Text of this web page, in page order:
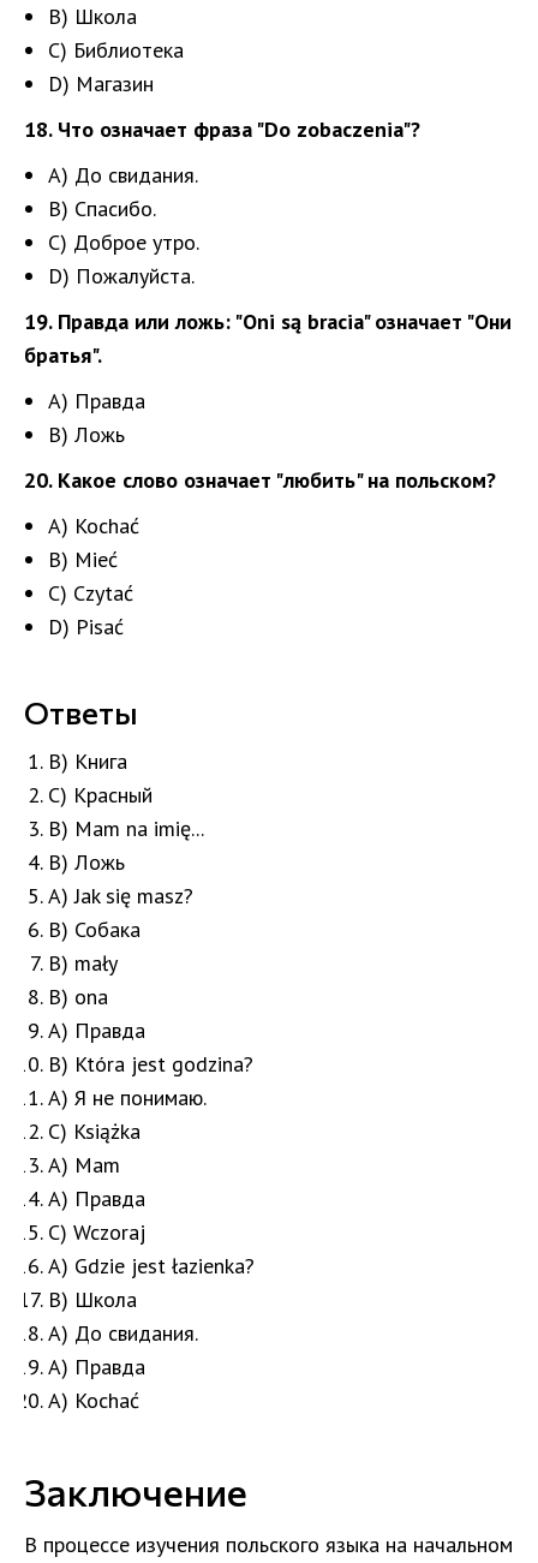
B) Школа
C) Библиотека
D) Магазин
18. Что означает фраза "Do zobaczenia"?
A) До свидания.
B) Спасибо.
C) Доброе утро.
D) Пожалуйста.
19. Правда или ложь: "Oni są bracia" означает "Они
братья".
A) Правда
B) Ложь
20. Какое слово означает "любить" на польском?
A) Kochać
B) Mieć
C) Czytać
D) Pisać
Ответы
B) Книга
C) Красный
B) Mam na imię...
B) Ложь
A) Jak się masz?
B) Собака
B) mały
B) ona
A) Правда
B) Która jest godzina?
A) Я не понимаю.
C) Książka
A) Mam
A) Правда
C) Wczoraj
A) Gdzie jest łazienka?
B) Школа
A) До свидания.
A) Правда
A) Kochać
Заключение
В процессе изучения польского языка на начальном